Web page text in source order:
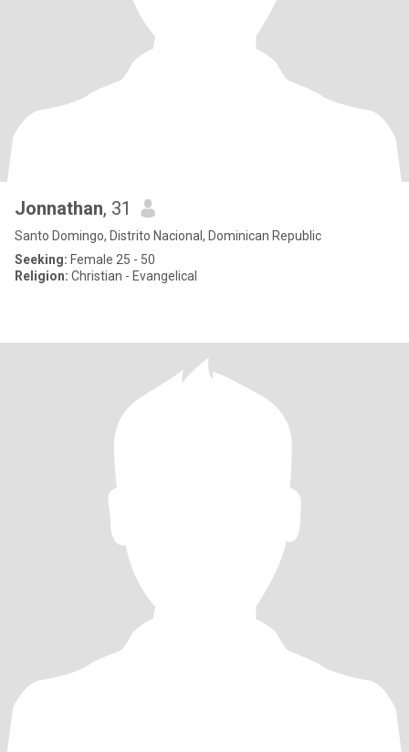
Jonnathan, 31
Santo Domingo, Distrito Nacional, Dominican Republic
Seeking: Female 25 - 50
Religion: Christian - Evangelical